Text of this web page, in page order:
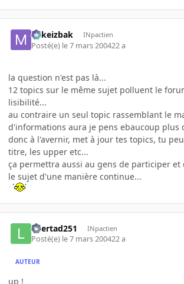
Mikeizbak INpactien
Posté(e) le 7 mars 200422 a
la question n'est pas là...
12 topics sur le même sujet polluent le
lisibilité...
au contraire un seul topic rassemblant le
d'informations aura je pens ebaucoup plus
donc à l'avernir, met à jour tes topics, tu
titre, les upper etc...
ça permettra aussi au gens de participer et
le sujet d'une manière continue...
libertad251 INpactien
Posté(e) le 7 mars 200422 a
AUTEUR
up !